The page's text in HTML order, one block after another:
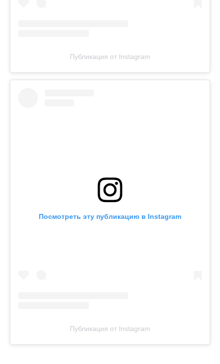
Публикация от Instagram
Посмотреть эту публикацию в Instagram
Публикация от Instagram